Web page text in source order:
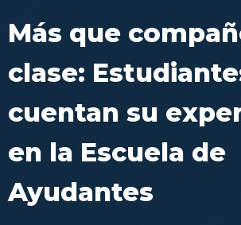
Más que
clase:
cuentan su
en la Escuela de
Ayudantes